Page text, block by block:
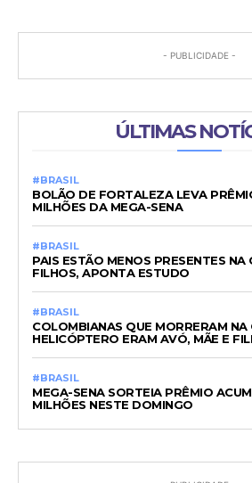
- PUBLICIDADE -
ÚLTIMAS
#BRASIL
BOLÃO DE FORTALEZA LEVA
MILHÕES DA MEGA-SENA
#BRASIL
PAIS ESTÃO MENOS PRESENTES NA
FILHOS, APONTA ESTUDO
#BRASIL
COLOMBIANAS QUE MORRERAM NA
HELICÓPTERO ERAM AVÓ, MÃE E
#BRASIL
MEGA-SENA SORTEIA PRÊMIO
MILHÕES NESTE DOMINGO